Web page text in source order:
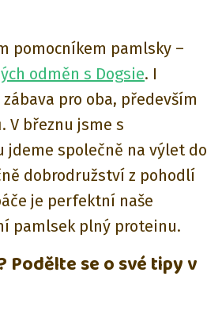
pomocníkem pamlsky –
odměn s Dogsie. I
pro oba, především
V březnu jsme s
společně na výlet do
dobrodružství z pohodlí
je perfektní naše
pamlsek plný proteinu.
Podělte se o své tipy v